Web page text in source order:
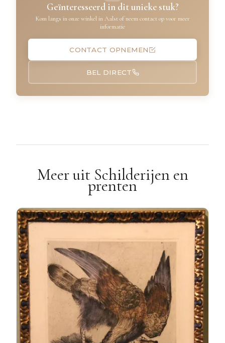
Geïnteresseerd in dit unieke stuk?
Kom langs in onze winkel in Aalst of neem contact op voor meer
informatie
CONTACT OPNEMEN
BEL DIRECT
Meer uit Schilderijen en
prenten